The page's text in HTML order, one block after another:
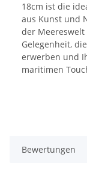
18cm ist die
aus Kunst und
der Meereswelt
Gelegenheit,
erwerben und
maritimen
Bewertungen